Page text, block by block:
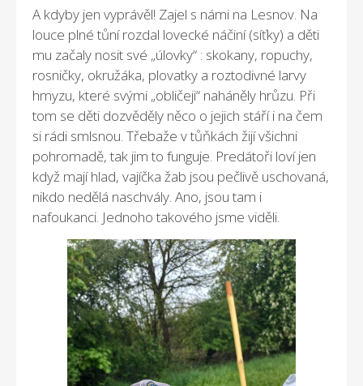
A kdyby jen vyprávěl! Zajel s námi na Lesnov. Na
louce plné tůní rozdal lovecké náčiní (síťky) a děti
mu začaly nosit své „úlovky“ : skokany, ropuchy,
rosničky, okružáka, plovatky a roztodivné larvy
hmyzu, které svými „obličeji“ naháněly hrůzu. Při
tom se děti dozvěděly něco o jejich stáří i na čem
si rádi smlsnou. Třebaže v tůňkách žijí všichni
pohromadě, tak jim to funguje. Predátoři loví jen
když mají hlad, vajíčka žab jsou pečlivě uschovaná,
nikdo nedělá naschvály. Ano, jsou tam i
nafoukanci. Jednoho takového jsme viděli.